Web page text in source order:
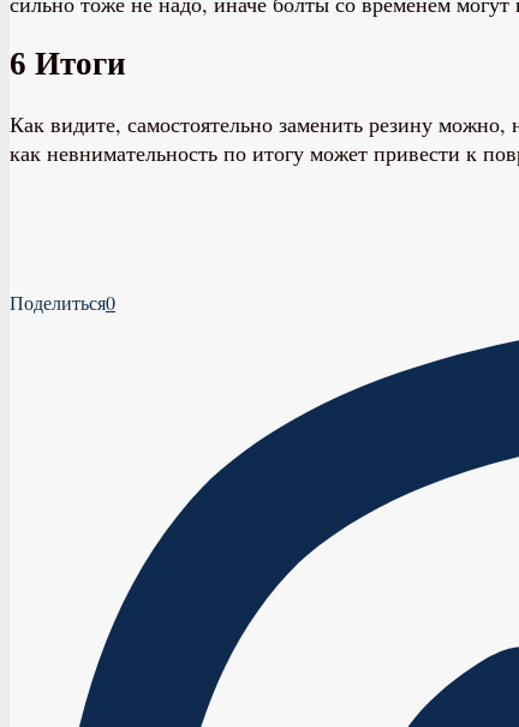
6 Итоги
Как видите, самостоятельно заменить резину
как невнимательность по итогу может привести к
Поделиться0